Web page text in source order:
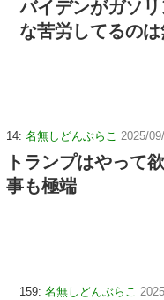
バイデンがガソ
な苦労してるのは
14: 名無しどんぶらこ 2025/
トランプはやって
事も極端
159: 名無しどんぶらこ